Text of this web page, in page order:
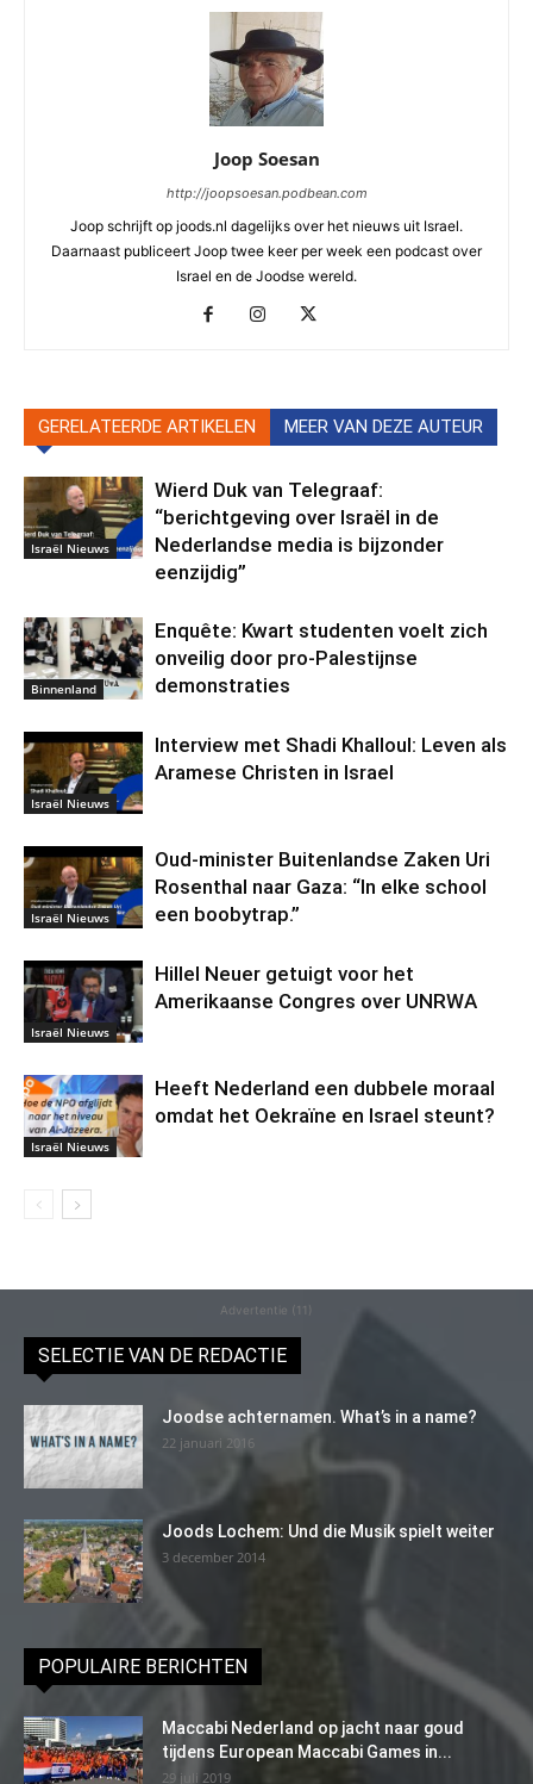
Joop Soesan
http://joopsoesan.podbean.com
Joop schrijft op joods.nl dagelijks over het nieuws uit Israel.
Daarnaast publiceert Joop twee keer per week een podcast over
Israel en de Joodse wereld.
GERELATEERDE ARTIKELEN MEER VAN DEZE AUTEUR
Israël Nieuws
Wierd Duk van Telegraaf:
“berichtgeving over Israël in de
Nederlandse media is bijzonder
eenzijdig”
Binnenland
Enquête: Kwart studenten voelt zich
onveilig door pro-Palestijnse
demonstraties
Israël Nieuws
Interview met Shadi Khalloul: Leven als
Aramese Christen in Israel
Israël Nieuws
Oud-minister Buitenlandse Zaken Uri
Rosenthal naar Gaza: “In elke school
een boobytrap.”
Israël Nieuws
Hillel Neuer getuigt voor het
Amerikaanse Congres over UNRWA
Israël Nieuws
Heeft Nederland een dubbele moraal
omdat het Oekraïne en Israel steunt?
Advertentie (11)
SELECTIE VAN DE REDACTIE
Joodse achternamen. What’s in a name?
22 januari 2016
Joods Lochem: Und die Musik spielt weiter
3 december 2014
POPULAIRE BERICHTEN
Maccabi Nederland op jacht naar goud
tijdens European Maccabi Games in...
29 juli 2019